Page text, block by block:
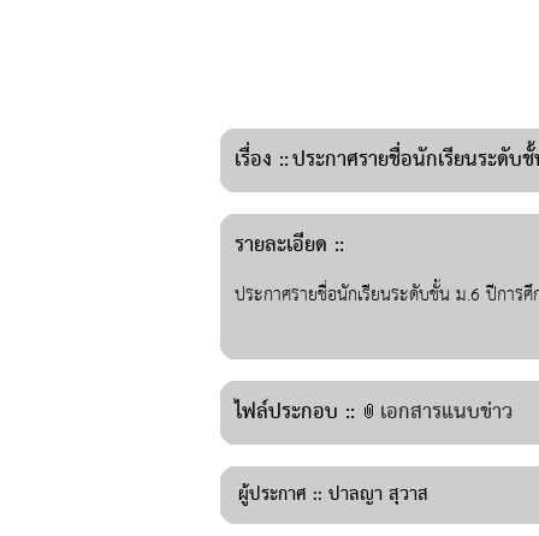
เรื่อง ::ประกาศรายชื่อนักเรียนระดั
รายละเอียด ::
ประกาศรายชื่อนักเรียนระดับชั้น ม.6 ปีการ
ไฟล์ประกอบ :: เอกสารแนบข่าว
ผู้ประกาศ :: ปาลญา สุวาส